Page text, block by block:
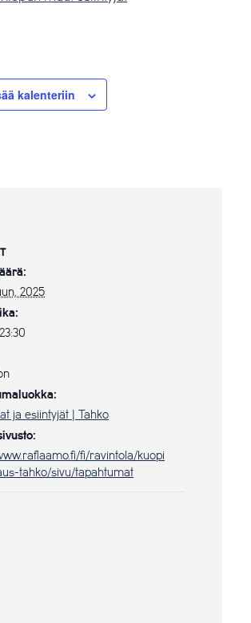
kalenteriin
2025
ja esiintyjät | Tahko
fi/ravintola/kuopi
tahko/sivu/tapahtumat